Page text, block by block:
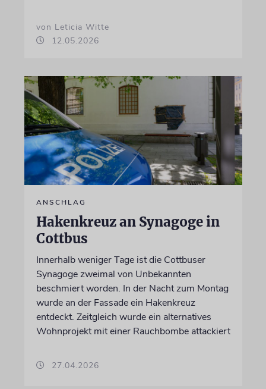
von Leticia Witte
12.05.2026
ANSCHLAG
Hakenkreuz an Synagoge in
Cottbus
Innerhalb weniger Tage ist die Cottbuser
Synagoge zweimal von Unbekannten
beschmiert worden. In der Nacht zum Montag
wurde an der Fassade ein Hakenkreuz
entdeckt. Zeitgleich wurde ein alternatives
Wohnprojekt mit einer Rauchbombe attackiert
27.04.2026